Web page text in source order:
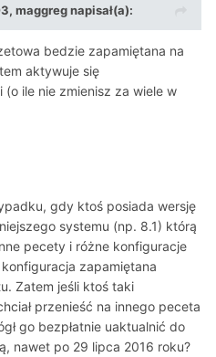
maggreg napisał(a):
bedzie zapamiętana na
aktywuje się
ile nie zmienisz za wiele w
gdy ktoś posiada wersję
systemu (np. 8.1) którą
pecety i różne konfiguracje
zapamiętana
Zatem jeśli ktoś taki
przenieść na innego peceta
go bezpłatnie uaktualnić do
nawet po 29 lipca 2016 roku?